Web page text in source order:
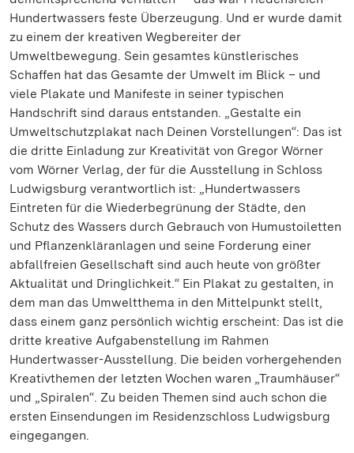
Hundertwassers feste Überzeugung. Und er wurde damit
zu einem der kreativen Wegbereiter der
Umweltbewegung. Sein gesamtes künstlerisches
Schaffen hat das Gesamte der Umwelt im Blick – und
viele Plakate und Manifeste in seiner typischen
Handschrift sind daraus entstanden. „Gestalte ein
Umweltschutzplakat nach Deinen Vorstellungen“: Das ist
die dritte Einladung zur Kreativität von Gregor Wörner
vom Wörner Verlag, der für die Ausstellung in Schloss
Ludwigsburg verantwortlich ist: „Hundertwassers
Eintreten für die Wiederbegrünung der Städte, den
Schutz des Wassers durch Gebrauch von Humustoiletten
und Pflanzenkläranlagen und seine Forderung einer
abfallfreien Gesellschaft sind auch heute von größter
Aktualität und Dringlichkeit.“ Ein Plakat zu gestalten, in
dem man das Umweltthema in den Mittelpunkt stellt,
dass einem ganz persönlich wichtig erscheint: Das ist die
dritte kreative Aufgabenstellung im Rahmen
Hundertwasser-Ausstellung. Die beiden vorhergehenden
Kreativthemen der letzten Wochen waren „Traumhäuser“
und „Spiralen“. Zu beiden Themen sind auch schon die
ersten Einsendungen im Residenzschloss Ludwigsburg
eingegangen.